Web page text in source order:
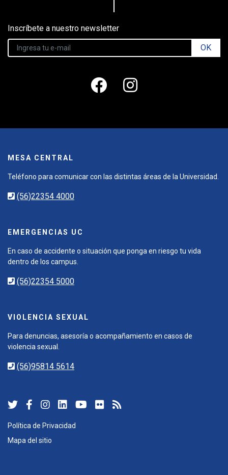
Inscríbete a nuestro newsletter
OK
MESA CENTRAL
Teléfono para comunicar con las distintas áreas de la Universidad.
(56)22354 4000
EMERGENCIAS UC
En caso de accidente o situación que ponga en riesgo tu vida
dentro de los campus.
(56)22354 5000
VIOLENCIA SEXUAL
Para denuncias, asesoría o acompañamiento en casos de
violencia sexual.
(56)95814 5614
Política de Privacidad
Mapa del sitio